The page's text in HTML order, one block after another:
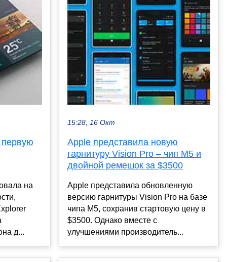
на
д...
15:28, 16 Окт
Apple представила новую
гарнитуру Vision Pro – чип M5 и
двойной ремешок за $3500
Apple представила обновленную
версию гарнитуры Vision Pro на базе
чипа M5, сохранив стартовую цену в
$3500. Однако вместе с
улучшениями производитель...